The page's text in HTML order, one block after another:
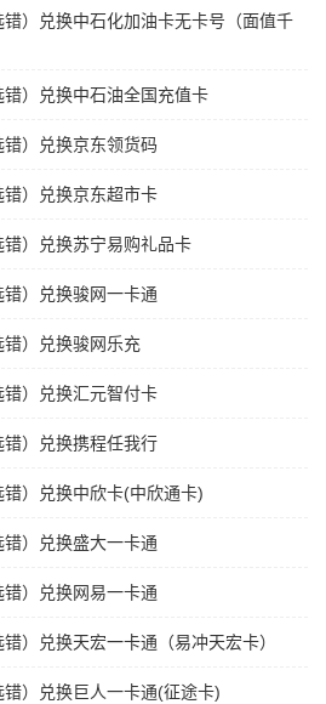
）兑换中石化加油卡无卡号（面值千
）兑换中石油全国充值卡
）兑换京东领货码
）兑换京东超市卡
）兑换苏宁易购礼品卡
）兑换骏网一卡通
）兑换骏网乐充
）兑换汇元智付卡
）兑换携程任我行
）兑换中欣卡(中欣通卡)
）兑换盛大一卡通
）兑换网易一卡通
）兑换天宏一卡通（易冲天宏卡）
）兑换巨人一卡通(征途卡)